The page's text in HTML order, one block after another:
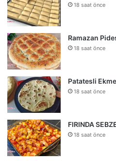
18 saat önce
Ramazan
18 saat önce
Patatesli
18 saat önce
FIRINDA
18 saat önce